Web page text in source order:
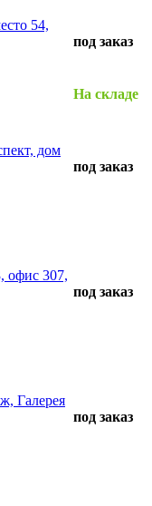
54,
под заказ
На складе
дом
под заказ
офис 307,
под заказ
Галерея
под заказ